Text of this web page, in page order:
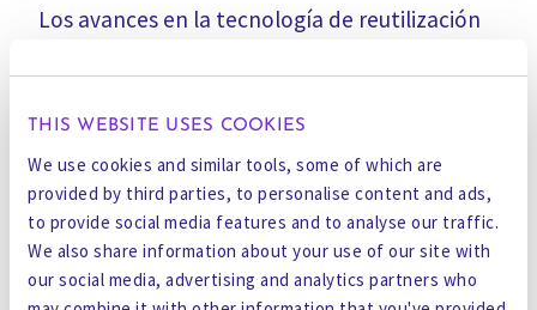
THIS WEBSITE USES COOKIES
We use cookies and similar tools, some of which are
provided by third parties, to personalise content and ads,
to provide social media features and to analyse our traffic.
We also share information about your use of our site with
our social media, advertising and analytics partners who
Los avances en la tecnología de reutilización
medida que las empresas tecnológicas,
incluidas las de fabricación de
continúan expandiéndose. Empresas como
Gradiant están a la cabeza ofreciendo
tecnologías avanzadas de reciclaje de agua
que permiten a las fábricas de chips reciclar
hasta 99% de aguas residualespara sistemas